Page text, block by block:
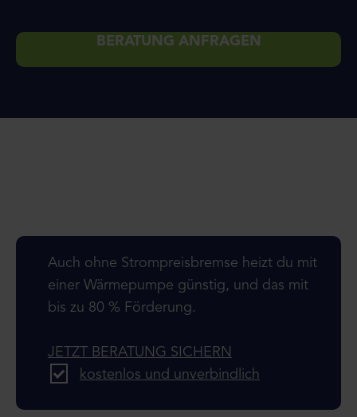
BERATUNG ANFRAGEN
Auch ohne Strompreisbremse heizt du mit
einer Wärmepumpe günstig, und das mit
bis zu 80 % Förderung.
JETZT BERATUNG SICHERN
kostenlos und unverbindlich